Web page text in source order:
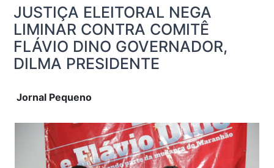
JUSTIÇA ELEITORAL NEGA
LIMINAR CONTRA COMITÊ
FLÁVIO DINO GOVERNADOR,
DILMA PRESIDENTE
Jornal Pequeno